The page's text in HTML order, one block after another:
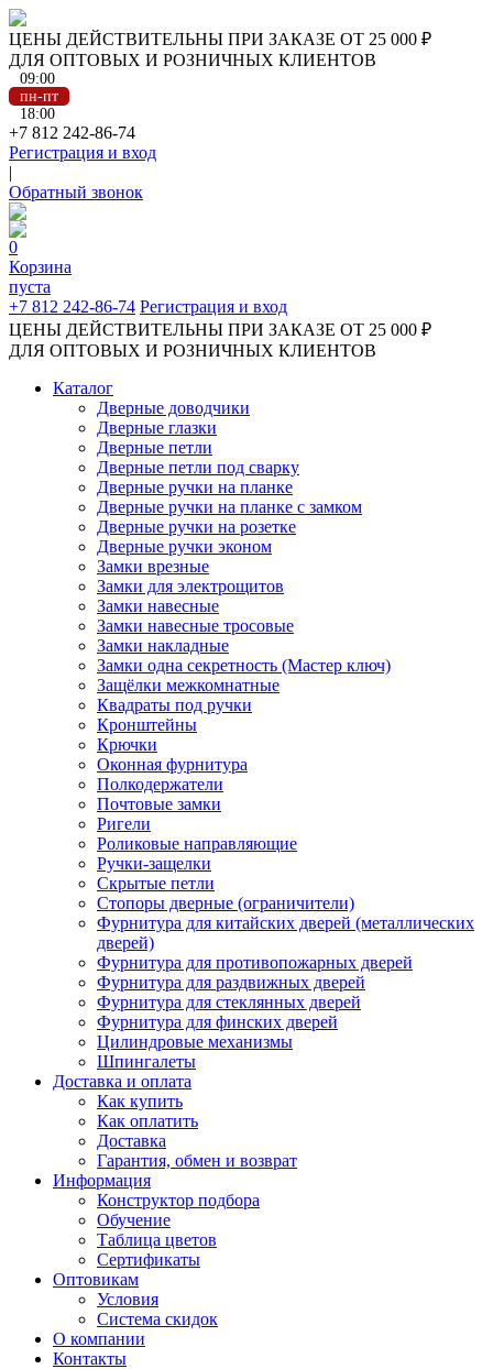
ЦЕНЫ ДЕЙСТВИТЕЛЬНЫ ПРИ ЗАКАЗЕ ОТ 25 000 ₽
ДЛЯ ОПТОВЫХ И РОЗНИЧНЫХ КЛИЕНТОВ
09:00
пн-пт
18:00
+7 812 242-86-74
Регистрация и вход
|
Обратный звонок
0
Корзина
пуста
+7 812 242-86-74 Регистрация и вход
ЦЕНЫ ДЕЙСТВИТЕЛЬНЫ ПРИ ЗАКАЗЕ ОТ 25 000 ₽
ДЛЯ ОПТОВЫХ И РОЗНИЧНЫХ КЛИЕНТОВ
Каталог
Дверные доводчики
Дверные глазки
Дверные петли
Дверные петли под сварку
Дверные ручки на планке
Дверные ручки на планке с замком
Дверные ручки на розетке
Дверные ручки эконом
Замки врезные
Замки для электрощитов
Замки навесные
Замки навесные тросовые
Замки накладные
Замки одна секретность (Мастер ключ)
Защёлки межкомнатные
Квадраты под ручки
Кронштейны
Крючки
Оконная фурнитура
Полкодержатели
Почтовые замки
Ригели
Роликовые направляющие
Ручки-защелки
Скрытые петли
Стопоры дверные (ограничители)
Фурнитура для китайских дверей (металлических
дверей)
Фурнитура для противопожарных дверей
Фурнитура для раздвижных дверей
Фурнитура для стеклянных дверей
Фурнитура для финских дверей
Цилиндровые механизмы
Шпингалеты
Доставка и оплата
Как купить
Как оплатить
Доставка
Гарантия, обмен и возврат
Информация
Конструктор подбора
Обучение
Таблица цветов
Сертификаты
Оптовикам
Условия
Система скидок
О компании
Контакты